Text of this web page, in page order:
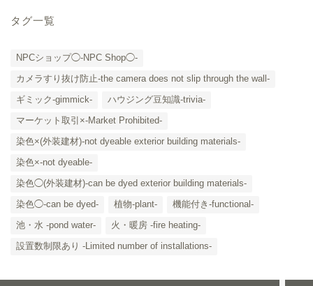
タグ一覧
NPCショップ◯-NPC Shop◯-
カメラすり抜け防止-the camera does not slip through the wall-
ギミック-gimmick-
ハウジング豆知識-trivia-
マーケット取引×-Market Prohibited-
染色×(外装建材)-not dyeable exterior building materials-
染色×-not dyeable-
染色◯(外装建材)-can be dyed exterior building materials-
染色◯-can be dyed-
植物-plant-
機能付き-functional-
池・水 -pond water-
火・暖房 -fire heating-
設置数制限あり -Limited number of installations-
Category List-
HOUSING COLLECTIONと
ご要望はコチラから